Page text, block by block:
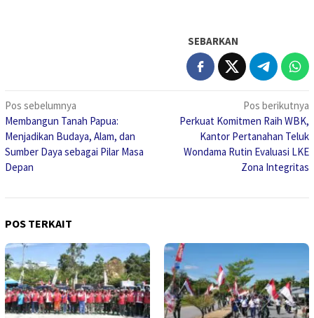
SEBARKAN
Navigasi
pos
Pos sebelumnya
Membangun Tanah Papua:
Menjadikan Budaya, Alam, dan
Sumber Daya sebagai Pilar Masa
Depan
Pos berikutnya
Perkuat Komitmen Raih WBK,
Kantor Pertanahan Teluk
Wondama Rutin Evaluasi LKE
Zona Integritas
POS TERKAIT